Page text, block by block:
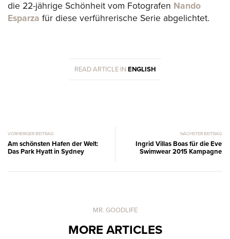
die 22-jährige Schönheit vom Fotografen Nando
Esparza für diese verführerische Serie abgelichtet.
READ ARTICLE IN ENGLISH
VORHERIGER BEITRAG
Am schönsten Hafen der Welt:
Das Park Hyatt in Sydney
NÄCHSTER BEITRAG
Ingrid Villas Boas für die Eve
Swimwear 2015 Kampagne
MR. GOODLIFE
MORE ARTICLES